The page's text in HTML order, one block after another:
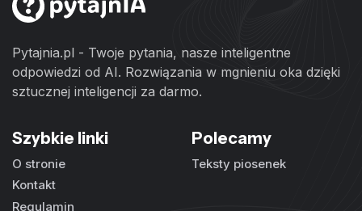
Pytajnia.pl - Twoje pytania, nasze inteligentne
odpowiedzi od AI. Rozwiązania w mgnieniu oka dzięki
sztucznej inteligencji za darmo.
Szybkie linki
O stronie
Kontakt
Regulamin
Polecamy
Teksty piosenek